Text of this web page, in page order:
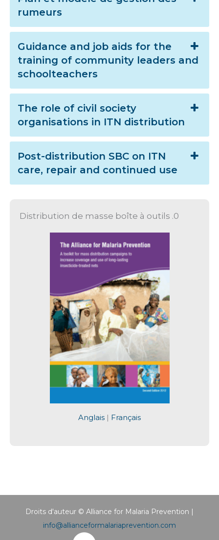
rumeurs
Guidance and job aids for the
training of community leaders and
schoolteachers
The role of civil society
organisations in ITN distribution
Post-distribution SBC on ITN
care, repair and continued use
Distribution de masse boîte à outils .0
Anglais | Français
Droits d'auteur © Alliance for Malaria Prevention |
info@allianceformalariaprevention.com